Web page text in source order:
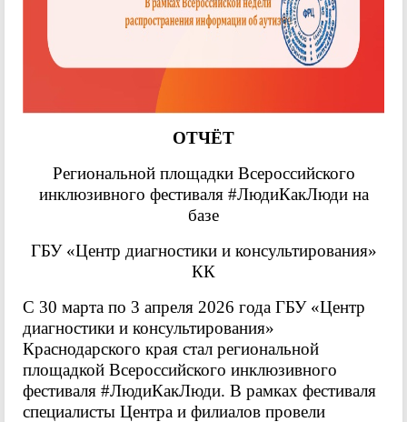
ОТЧЁТ
Региональной площадки Всероссийского
инклюзивного фестиваля #ЛюдиКакЛюди на
базе
ГБУ «Центр диагностики и консультирования»
КК
С 30 марта по 3 апреля 2026 года ГБУ «Центр
диагностики и консультирования»
Краснодарского края стал региональной
площадкой Всероссийского инклюзивного
фестиваля #ЛюдиКакЛюди. В рамках фестиваля
специалисты Центра и филиалов провели